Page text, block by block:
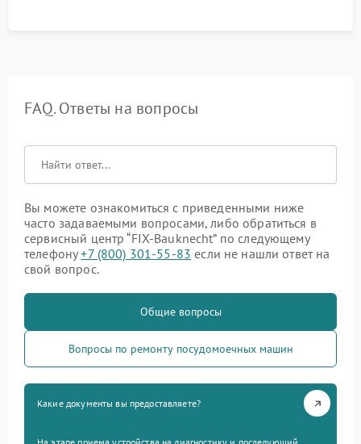
FAQ. Ответы на вопросы
Вы можете ознакомиться с приведенными ниже
часто задаваемыми вопросами, либо обратиться в
сервисный центр “FIX-Bauknecht” по следующему
телефону+7 (800) 301-55-83 если не нашли ответ на
свой вопрос.
Общие вопросы
Вопросы по ремонту посудомоечных машин
Какие документы вы предоставляете?